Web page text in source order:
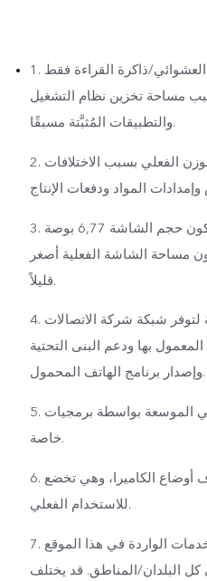
1. تُعد سعة ذاكرة الوصول العشوائي/ذاكرة القراءة فقط
مساحة تخزين نظام التشغيل
والتطبيقات المُثبَّتة مسبقًا.
2. قد تختلف الأبعاد الفعلية والوزن الفعلي بسبب الاختلافات
3. عند القياس بشكل قُطري، يكون حجم الشاشة 6,77 بوصة
مساحة الشاشة الفعلية أصغر
قليلاً.
4. تخضع وظيفة الشبكة الفعلية لتوفر شبكة شركة الاتصالات
المعمول بها ودعم البنى التحتية
وإصدار برنامج الهاتف المحمول.
5. تعمل ذاكرة الوصول العشوائي الموسعة بواسطة برمجيات
خاصة.
6. قد تختلف قيمة البكسل باختلاف أوضاع الكاميرا، وهي تخضع
للاستخدام الفعلي.
7. قد لا تتوفر المعلومات والخدمات الواردة في هذا الموقع
البلدان/المناطق. قد يختلف